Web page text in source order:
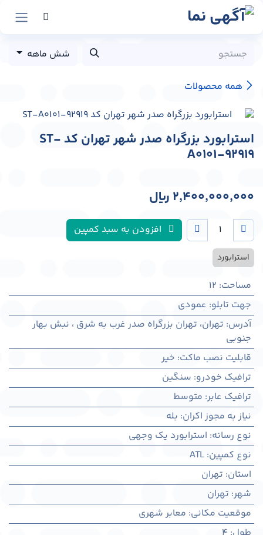
پرش به محتوا
همه محصولات
شش ماهه
استرابورد بزرگراه صدر شهر تهران کد ST-
A0101-92919
2,400,000,000 ﷼
افزودن به سبد کمپین
استرابورد
مساحت:
12
جهت تابلو: عمودی
آدرس: تهران، تهران بزرگراه صدر غرب به شرق ، نبش بهار
جنوبی
قابلیت نصب ماکت: خیر
ترافیک خودرو: سنگین
ترافیک عابر: متوسط
نیاز به مجوز اکران: بله
نوع رسانه: استرابورد یک وجهی
نوع کمپین:
ATL
استان: تهران
شهر: تهران
موقعیت مکانی: معابر شهری